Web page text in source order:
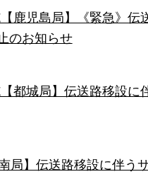
鹿児島局】《緊急》伝
のお知らせ
都城局】伝送路移設に
局】伝送路移設に伴う